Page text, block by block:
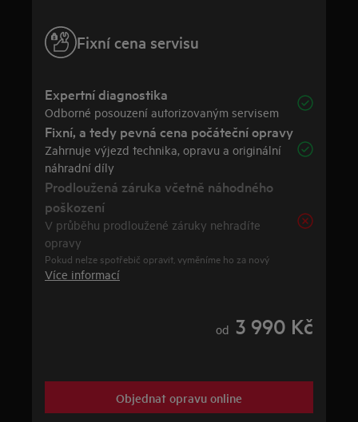
Fixní cena servisu
Expertní diagnostika
Odborné posouzení autorizovaným servisem
Fixní, a tedy pevná cena počáteční opravy
Zahrnuje výjezd technika, opravu a originální
náhradní díly
Prodloužená záruka včetně náhodného
poškození
V průběhu prodloužené záruky nehradíte
opravy
Pokud nelze spotřebič opravit, vyměníme ho za nový
Více informací
od 3 990 Kč
Objednat opravu online